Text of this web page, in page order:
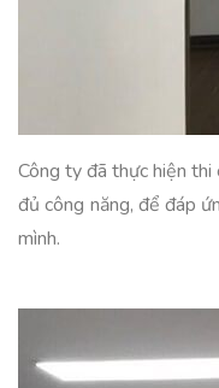
Công ty đã thực hiện
đủ công năng, để đáp
mình.